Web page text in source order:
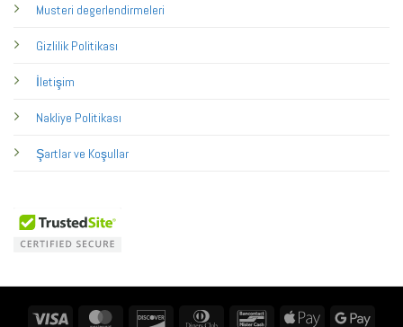
Musteri degerlendirmeleri
Gizlilik Politikası
İletişim
Nakliye Politikası
Şartlar ve Koşullar
MasterCard Discover
Dinners
BancontactApple